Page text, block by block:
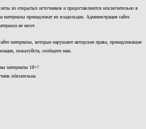
из открытых источников и предоставляются исключительно в
материалы принадлежат их владельцам. Администрация сайта
не несет.
материалы, которые нарушают авторские права, принадлежащие
пожалуйста, сообщите нам.
материалы 18+!
обязательна.